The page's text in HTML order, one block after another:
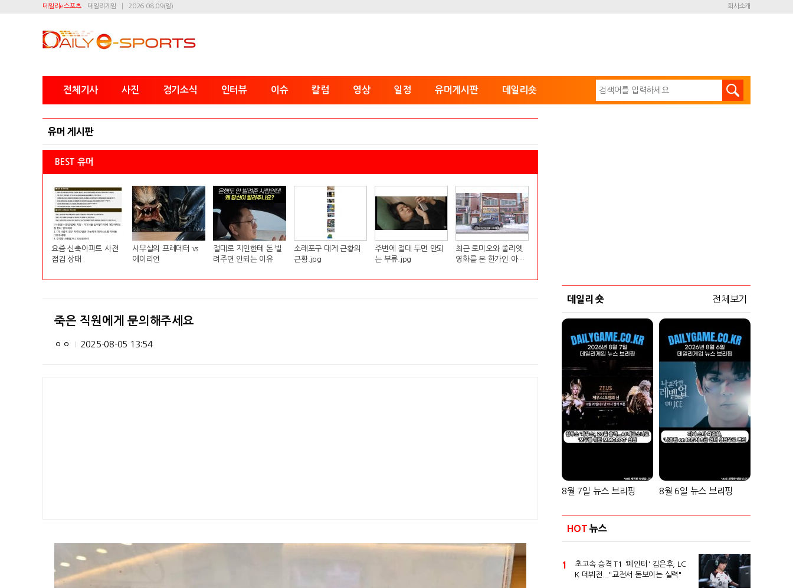
데일리e스포츠 데일리게임 2026.08.09(일) 회사소개
전체기사 사진 경기소식 인터뷰 이슈 칼럼 영상 일정 유머게시판 데일리숏
유머 게시판
BEST 유머
요즘 신축아파트 사전
점검 상태
사무실의 프레데터 vs
에이리언
절대로 지인한테 돈 빌
려주면 안되는 이유
소래포구 대게 근황의
근황.jpg
주변에 절대 두면 안되
는 부류.jpg
최근 로미오와 줄리엣
영화를 본 한가인 아들
죽은 직원에게 문의해주세요
ㅇㅇ 2025-08-05 13:54
데일리 숏 전체보기
8월 7일 뉴스 브리핑 8월 6일 뉴스 브리핑
HOT 뉴스
1
초고속 승격 T1 '페인터' 김은후, LC
K 데뷔전..."교전서 돋보이는 실력"